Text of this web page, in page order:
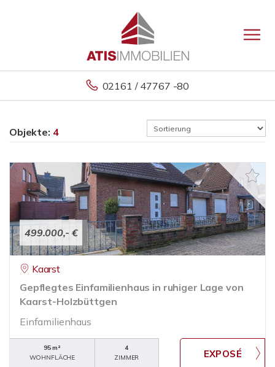
02161 / 47767 -80
Objekte: 4
499.000,- €
Kaarst
Gepflegtes Einfamilienhaus in ruhiger Lage von
Kaarst-Holzbüttgen
Einfamilienhaus
95 m²
WOHNFLÄCHE
4
ZIMMER